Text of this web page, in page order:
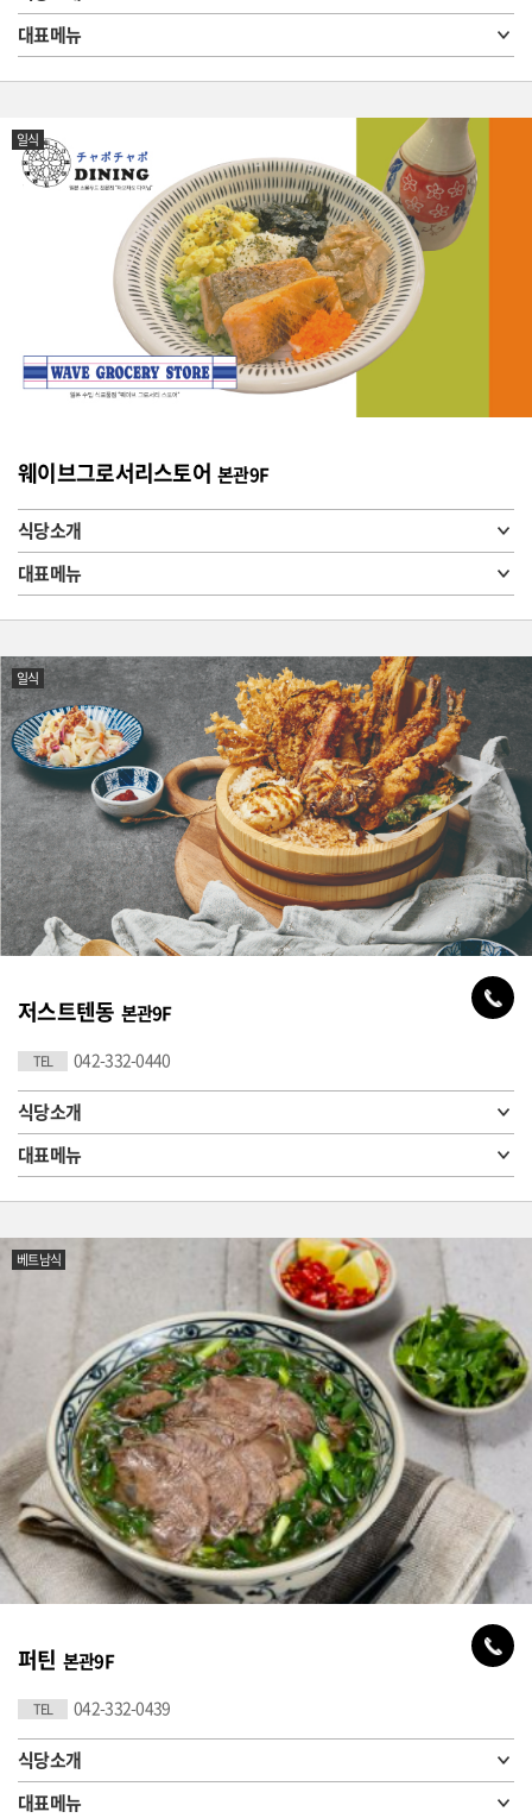
대표메뉴
일식
웨이브그로서리스토어 본관9F
식당소개
대표메뉴
일식
저스트텐동 본관9F
TEL 042-332-0440
식당소개
대표메뉴
베트남식
퍼틴 본관9F
TEL 042-332-0439
식당소개
대표메뉴